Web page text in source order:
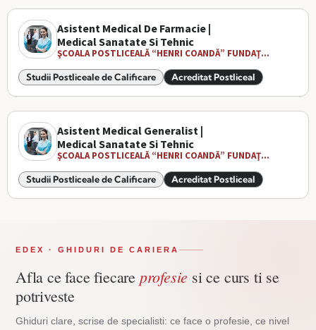
Asistent Medical De Farmacie |
Medical Sanatate Si Tehnic
ŞCOALA POSTLICEALĂ “HENRI COANDĂ” FUNDAŢ...
Studii Postliceale de Calificare Acreditat Postliceal
Asistent Medical Generalist |
Medical Sanatate Si Tehnic
ŞCOALA POSTLICEALĂ “HENRI COANDĂ” FUNDAŢ...
Studii Postliceale de Calificare Acreditat Postliceal
EDEX · GHIDURI DE CARIERA
Afla ce face fiecare profesie si ce curs ti se
potriveste
Ghiduri clare, scrise de specialisti: ce face o profesie, ce nivel